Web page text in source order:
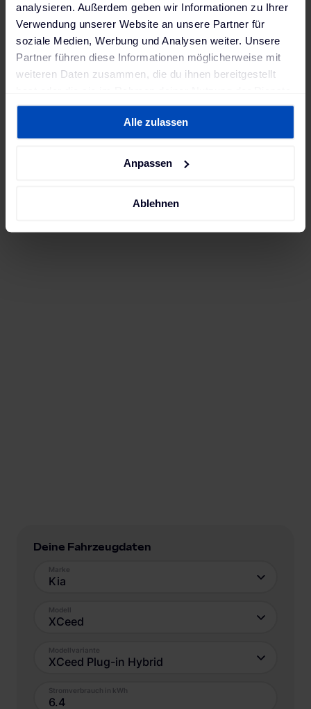
analysieren. Außerdem geben wir Informationen zu Ihrer
Verwendung unserer Website an unsere Partner für
soziale Medien, Werbung und Analysen weiter. Unsere
Partner führen diese Informationen möglicherweise mit
weiteren Daten zusammen, die du ihnen bereitgestellt
gesammelt haben. Weitere Informationen findest du in
Datenschutzerklärungund unserem
Impressum.
Alle zulassen
Anpassen
Ablehnen
Deine Fahrzeugdaten
Marke
Kia
Modell
XCeed
Modellvariante
XCeed Plug-in Hybrid
Stromverbrauch in kWh